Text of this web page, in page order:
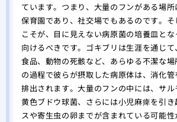
ています。つまり、大量のフンがある場
保育園であり、社交場でもあるのです。
こそが、目に見えない病原菌の培養皿と
向けるべきです。ゴキブリは生涯を通じ
食品、動物の死骸など、あらゆる不潔な
の過程で彼らが摂取した病原体は、消化
排出されます。大量のフンの中には、サル
黄色ブドウ球菌、さらには小児麻痺を引
スや寄生虫の卵までが含まれている可能